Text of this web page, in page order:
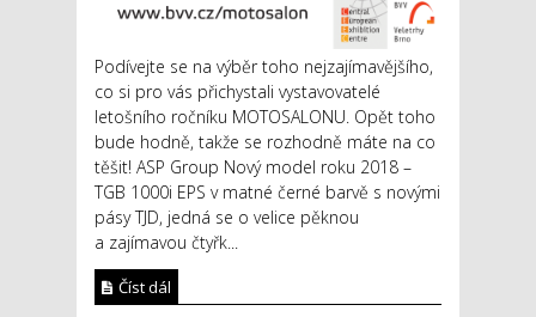
Podívejte se na výběr toho nejzajímavějšího,
co si pro vás přichystali vystavovatelé
letošního ročníku MOTOSALONU. Opět toho
bude hodně, takže se rozhodně máte na co
těšit! ASP Group Nový model roku 2018 –
TGB 1000i EPS v matné černé barvě s novými
pásy TJD, jedná se o velice pěknou
a zajímavou čtyřk...
Číst dál